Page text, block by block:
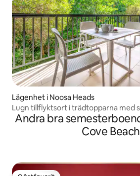
Lägenhet i Noosa Heads
Lugn tillflyktsort i trädtopparna med
Andra bra
Cove Beach